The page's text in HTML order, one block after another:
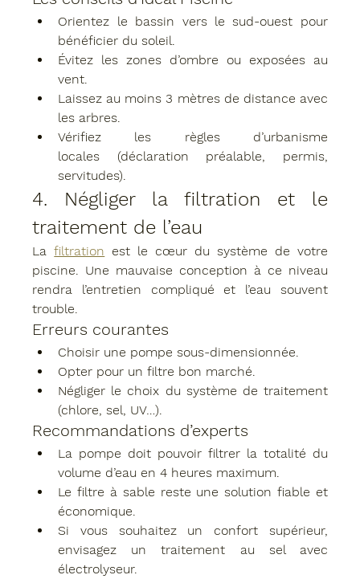
Orientez le bassin vers le sud-ouest pour
bénéficier du soleil.
Évitez les zones d’ombre ou exposées au
vent.
Laissez au moins 3 mètres de distance avec
les arbres.
Vérifiez les règles d’urbanisme
locales (déclaration préalable, permis,
servitudes).
4. Négliger la filtration et le
traitement de l’eau
La filtration est le cœur du système de votre
piscine. Une mauvaise conception à ce niveau
rendra l’entretien compliqué et l’eau souvent
trouble.
Erreurs courantes
Choisir une pompe sous-dimensionnée.
Opter pour un filtre bon marché.
Négliger le choix du système de traitement
(chlore, sel, UV…).
Recommandations d’experts
La pompe doit pouvoir filtrer la totalité du
volume d’eau en 4 heures maximum.
Le filtre à sable reste une solution fiable et
économique.
Si vous souhaitez un confort supérieur,
envisagez un traitement au sel avec
électrolyseur.